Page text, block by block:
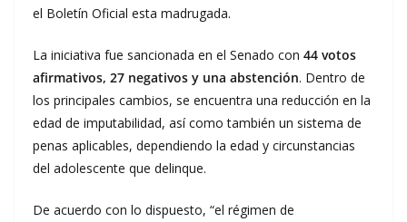
el Boletín Oficial esta madrugada.
La iniciativa fue sancionada en el Senado con 44 votos
afirmativos, 27 negativos y una abstención. Dentro de
los principales cambios, se encuentra una reducción en la
edad de imputabilidad, así como también un sistema de
penas aplicables, dependiendo la edad y circunstancias
del adolescente que delinque.
De acuerdo con lo dispuesto, “el régimen de